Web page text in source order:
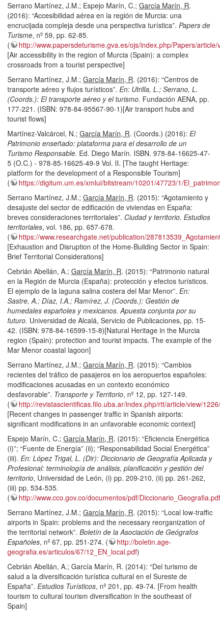
Serrano Martínez, J.M.; Espejo Marín, C.; García Marín, R.
(2016): “Accesibilidad aérea en la región de Murcia: una
encrucijada compleja desde una perspectiva turística”. Papers de
Turisme, nº 59, pp. 62-85.
(
http://www.papersdeturisme.gva.es/ojs/index.php/Papers/article/
[Air accessibility in the region of Murcia (Spain): a complex
crossroads from a tourist perspective]
Serrano Martínez, J.M.; García Marín, R. (2016): “Centros de
transporte aéreo y flujos turísticos”. En: Utrilla, L.; Serrano, L.
(Coords.): El transporte aéreo y el turismo. Fundación AENA, pp.
177-221. (ISBN: 978-84-95567-90-1)[Air transport hubs and
tourist flows]
Martínez-Valcárcel, N.; García Marín, R. (Coords.) (2016): El
Patrimonio enseñado: plataforma para el desarrollo de un
Turismo Responsable. Ed. Diego Marín. ISBN. 978-84-16625-47-
5 (O.C.) - 978-85-16625-49-9 Vol. II. [The taught Heritage:
platform for the development of a Responsible Tourism]
(
https://digitum.um.es/xmlui/bitstream/10201/47723/1/
Serrano Martínez, J.M.; García Marín, R. (2015): “Agotamiento y
desajuste del sector de edificación de viviendas en España:
breves consideraciones territoriales”. Ciudad y territorio. Estudios
territoriales, vol. 186, pp. 657-678.
(
https://www.researchgate.net/publication/
[Exhaustion and Disruption of the Home-Building Sector in Spain:
Brief Territorial Considerations]
Cebrián Abellán, A.; García Marín, R. (2015): “Patrimonio natural
en la Región de Murcia (España): protección y efectos turísticos.
El ejemplo de la laguna salina costera del Mar Menor”. En:
Sastre, A.; Díaz, I.A.; Ramírez, J. (Coords.): Gestión de
humedales españoles y mexicanos. Apuesta conjunta por su
futuro. Universidad de Alcalá, Servicio de Publicaciones, pp. 15-
42. (ISBN: 978-84-16599-15-8)[Natural Heritage in the Murcia
region (Spain): protection and tourist impacts. The example of the
Mar Menor coastal lagoon]
Serrano Martínez, J.M.; García Marín, R. (2015): “Cambios
recientes del tráfico de pasajeros en los aeropuertos españoles:
modificaciones acusadas en un contexto económico
desfavorable”. Transporte y Territorio, nº 12, pp. 127-149.
(
http://revistascientificas.filo.uba.ar/index.php/rtt/article/view/
[Recent changes in passenger traffic in Spanish airports:
significant modifications in an unfavorable economic context]
Espejo Marín, C.; García Marín, R. (2015): “Eficiencia Energética
(i)”; “Fuente de Energía” (ii); “Responsabilidad Social Energética”
(iii). En: López Trigal, L. (Dir): Diccionario de Geografía Aplicada y
Profesional: terminología de análisis, planificación y gestión del
territorio, Universidad de León, (i) pp. 209-210, (ii) pp. 261-262,
(iii) pp. 534-535.
(
http://www.cco.gov.co/documentos/pdf/Diccionario_Geografia.pdf
Serrano Martínez, J.M.; García Marín, R. (2015): “Local low-traffic
airports in Spain: problems and the necessary reorganization of
the territorial network”. Boletín de la Asociación de Geógrafos
Españoles, nº 67, pp. 251-274. (
http://boletin.age-
geografia.es/articulos/67/12_EN_local.pdf)
Cebrián Abellán, A.; García Marín, R. (2014): “Del turismo de
salud a la diversificación turística cultural en el Sureste de
España”. Estudios Turísticos, nº 201, pp. 49-74. [From health
tourism to cultural tourism diversification in the southeast of
Spain]